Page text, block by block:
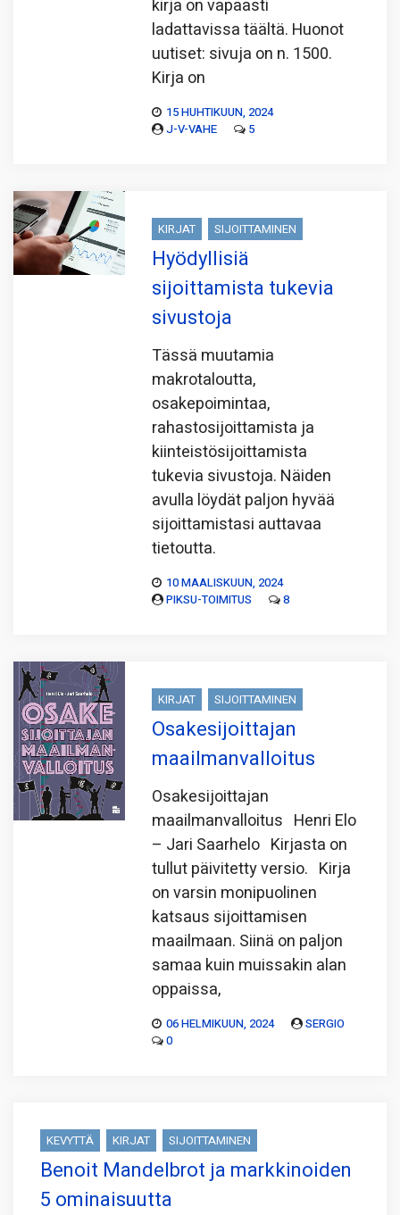
kirja on vapaasti
ladattavissa täältä. Huonot
uutiset: sivuja on n. 1500.
Kirja on
15 HUHTIKUUN, 2024
J-V-VAHE
5
KIRJAT SIJOITTAMINEN
Hyödyllisiä
sijoittamista tukevia
sivustoja
Tässä muutamia
makrotaloutta,
osakepoimintaa,
rahastosijoittamista ja
kiinteistösijoittamista
tukevia sivustoja. Näiden
avulla löydät paljon hyvää
sijoittamistasi auttavaa
tietoutta.
10 MAALISKUUN, 2024
PIKSU-TOIMITUS
8
KIRJAT SIJOITTAMINEN
Osakesijoittajan
maailmanvalloitus
Osakesijoittajan
maailmanvalloitus Henri Elo
– Jari Saarhelo Kirjasta on
tullut päivitetty versio. Kirja
on varsin monipuolinen
katsaus sijoittamisen
maailmaan. Siinä on paljon
samaa kuin muissakin alan
oppaissa,
06 HELMIKUUN, 2024
SERGIO
0
KEVYTTÄ KIRJAT SIJOITTAMINEN
Benoit Mandelbrot ja markkinoiden
5 ominaisuutta